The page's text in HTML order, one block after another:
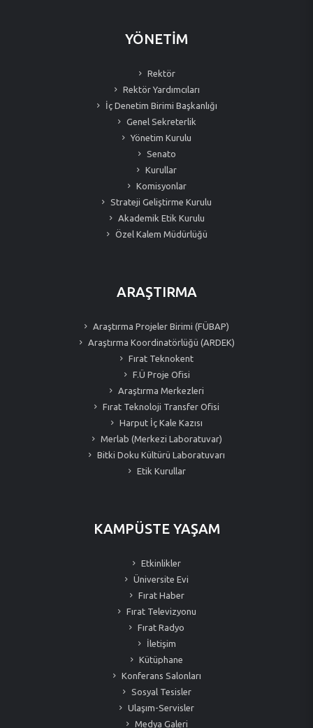
YÖNETİM
Rektör
Rektör Yardımcıları
İç Denetim Birimi Başkanlığı
Genel Sekreterlik
Yönetim Kurulu
Senato
Kurullar
Komisyonlar
Strateji Geliştirme Kurulu
Akademik Etik Kurulu
Özel Kalem Müdürlüğü
ARAŞTIRMA
Araştırma Projeler Birimi (FÜBAP)
Araştırma Koordinatörlüğü (ARDEK)
Fırat Teknokent
F.Ü Proje Ofisi
Araştırma Merkezleri
Fırat Teknoloji Transfer Ofisi
Harput İç Kale Kazısı
Merlab (Merkezi Laboratuvar)
Bitki Doku Kültürü Laboratuvarı
Etik Kurullar
KAMPÜSTE YAŞAM
Etkinlikler
Üniversite Evi
Fırat Haber
Fırat Televizyonu
Fırat Radyo
İletişim
Kütüphane
Konferans Salonları
Sosyal Tesisler
Ulaşım-Servisler
Medya Galeri